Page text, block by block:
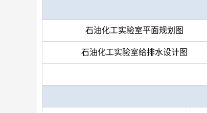
石油化工实验室平面规划 图
石油化工实验室给排水设计图